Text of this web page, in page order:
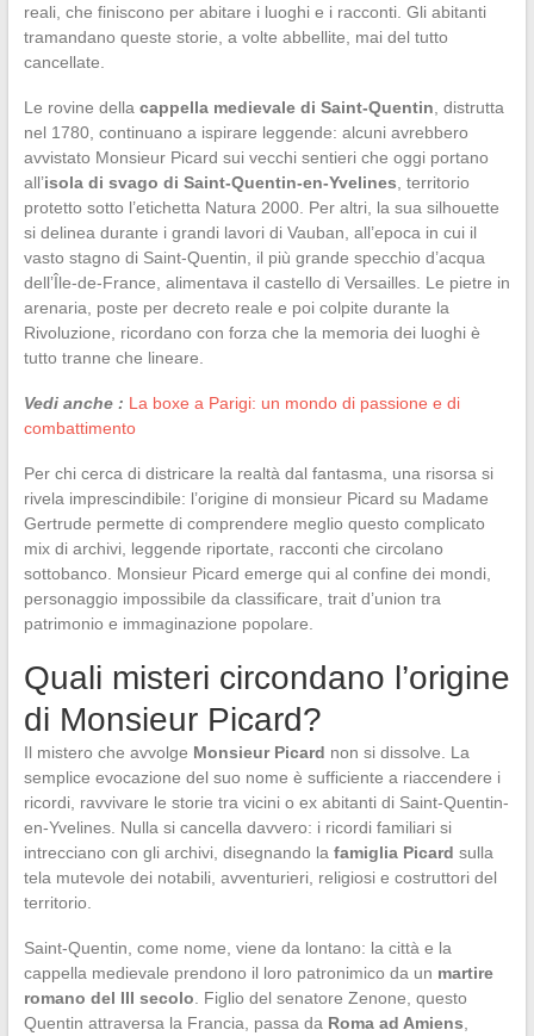
reali, che finiscono per abitare i luoghi e i racconti. Gli abitanti
tramandano queste storie, a volte abbellite, mai del tutto
cancellate.
Le rovine della cappella medievale di Saint-Quentin , distrutta
nel 1780, continuano a ispirare leggende: alcuni avrebbero
avvistato Monsieur Picard sui vecchi sentieri che oggi portano
all’isola di svago di Saint-Quentin-en-Yvelines , territorio
protetto sotto l’etichetta Natura 2000. Per altri, la sua silhouette
si delinea durante i grandi lavori di Vauban, all’epoca in cui il
vasto stagno di Saint-Quentin, il più grande specchio d’acqua
dell’Île-de-France, alimentava il castello di Versailles. Le pietre in
arenaria, poste per decreto reale e poi colpite durante la
Rivoluzione, ricordano con forza che la memoria dei luoghi è
tutto tranne che lineare.
Vedi anche : La boxe a Parigi: un mondo di passione e di
combattimento
Per chi cerca di districare la realtà dal fantasma, una risorsa si
rivela imprescindibile: l’origine di monsieur Picard su Madame
Gertrude permette di comprendere meglio questo complicato
mix di archivi, leggende riportate, racconti che circolano
sottobanco. Monsieur Picard emerge qui al confine dei mondi,
personaggio impossibile da classificare, trait d’union tra
patrimonio e immaginazione popolare.
Quali misteri circondano l’origine
di Monsieur Picard?
Il mistero che avvolge Monsieur Picard non si dissolve. La
semplice evocazione del suo nome è sufficiente a riaccendere i
ricordi, ravvivare le storie tra vicini o ex abitanti di Saint-Quentin-
en-Yvelines. Nulla si cancella davvero: i ricordi familiari si
intrecciano con gli archivi, disegnando la famiglia Picard sulla
tela mutevole dei notabili, avventurieri, religiosi e costruttori del
territorio.
Saint-Quentin, come nome, viene da lontano: la città e la
cappella medievale prendono il loro patronimico da un martire
romano del III secolo . Figlio del senatore Zenone, questo
Quentin attraversa la Francia, passa da Roma ad Amiens